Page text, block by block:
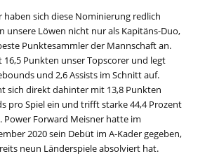
haben sich diese Nominierung redlich
unsere Löwen nicht nur als Kapitäns-Duo,
Punktesammler der Mannschaft an.
16,5 Punkten unser Topscorer und legt
und 2,6 Assists im Schnitt auf.
sich direkt dahinter mit 13,8 Punkten
pro Spiel ein und trifft starke 44,4 Prozent
Power Forward Meisner hatte im
2020 sein Debüt im A-Kader gegeben,
neun Länderspiele absolviert hat.